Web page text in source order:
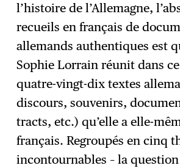
l’histoire de l’Allemagne,
recueils en français de
allemands authentiques est
Sophie Lorrain réunit dans
quatre-vingt-dix textes
discours, souvenirs,
tracts, etc.) qu’elle a elle-
français. Regroupés en cinq
incontournables – la